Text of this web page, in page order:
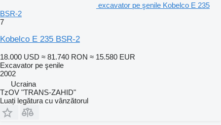
excavator pe şenile Kobelco E 235
BSR-2
7
Kobelco E 235 BSR-2
18.000 USD ≈ 81.740 RON ≈ 15.580 EUR
Excavator pe şenile
2002
Ucraina
TzOV "TRANS-ZAHID"
Luați legătura cu vânzătorul